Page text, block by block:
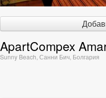
ApartCompex
Sunny Beach Санни Бич Болгария